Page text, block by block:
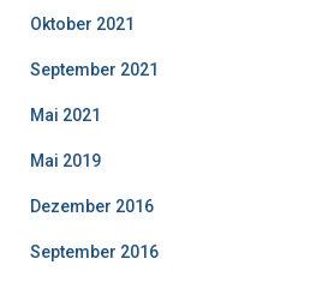
Oktober 2021
September 2021
Mai 2021
Mai 2019
Dezember 2016
September 2016